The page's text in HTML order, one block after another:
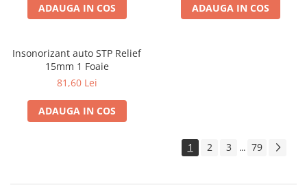
ADAUGA IN COS ADAUGA IN COS
Insonorizant auto STP Relief
15mm 1 Foaie
81,60 Lei
ADAUGA IN COS
1 2 3 ... 79